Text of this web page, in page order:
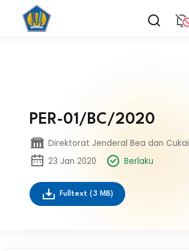
PER-01/BC/2020
Direktorat Jenderal Bea dan Cukai
23 Jan 2020
Berlaku
Fulltext (3 MB)